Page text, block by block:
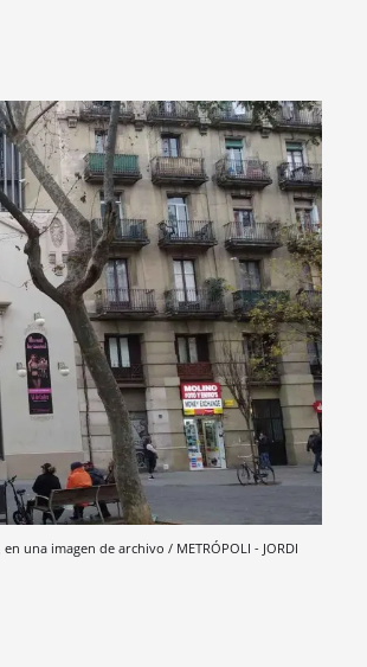
una imagen de archivo / METRÓPOLI - JORDI